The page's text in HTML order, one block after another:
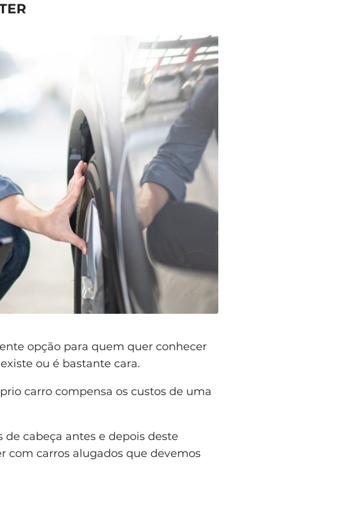
opção para quem quer conhecer
ou é bastante cara.
carro compensa os custos de uma
cabeça antes e depois deste
com carros alugados que devemos